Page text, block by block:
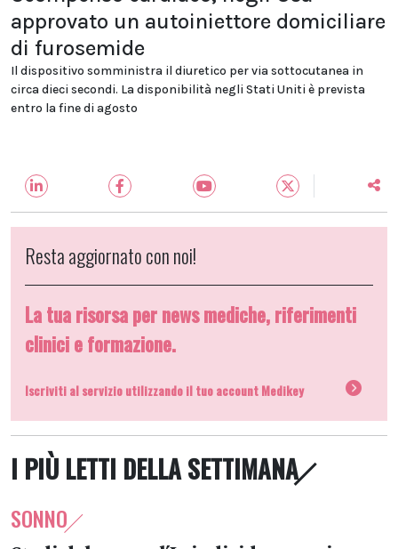
approvato un autoiniettore domiciliare
di furosemide
Il dispositivo somministra il diuretico per via sottocutanea in
circa dieci secondi. La disponibilità negli Stati Uniti è prevista
entro la fine di agosto
Resta aggiornato con noi!
La tua risorsa per news mediche, riferimenti
clinici e formazione.
Iscriviti al servizio utilizzando il tuo account Medikey
I PIÙ LETTI DELLA SETTIMANA
SONNO